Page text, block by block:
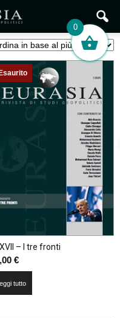
Esaurito
– I tre fronti
€
tutto
0